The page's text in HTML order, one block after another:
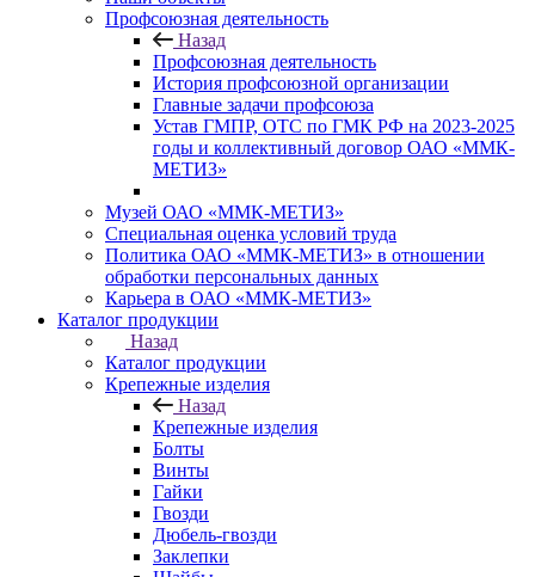
Профсоюзная деятельность
Назад
Профсоюзная деятельность
История профсоюзной организации
Главные задачи профсоюза
Устав ГМПР, ОТС по ГМК РФ на 2023-2025
годы и коллективный договор ОАО «ММК-
МЕТИЗ»
Музей ОАО «ММК-МЕТИЗ»
Специальная оценка условий труда
Политика ОАО «ММК-МЕТИЗ» в отношении
обработки персональных данных
Карьера в ОАО «ММК-МЕТИЗ»
Каталог продукции
Назад
Каталог продукции
Крепежные изделия
Назад
Крепежные изделия
Болты
Винты
Гайки
Гвозди
Дюбель-гвозди
Заклепки